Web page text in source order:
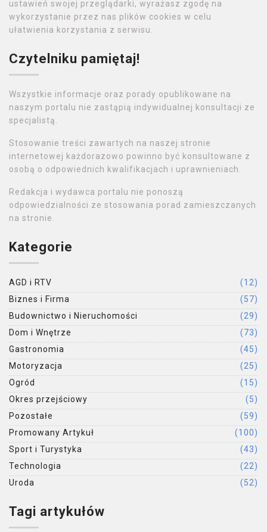
ustawień swojej przeglądarki, wyrażasz zgodę na
wykorzystanie przez nas plików cookies w celu
ułatwienia korzystania z serwisu.
Czytelniku pamiętaj!
Wszystkie informacje oraz porady opublikowane na
naszym portalu nie zastąpią indywidualnej konsultacji ze
specjalistą.
Stosowanie treści zawartych na naszej stronie
internetowej każdorazowo powinno być konsultowane z
osobą o odpowiednich kwalifikacjach i uprawnieniach.
Redakcja i wydawca portalu nie ponoszą
odpowiedzialności ze stosowania porad zamieszczanych
na stronie.
Kategorie
AGD i RTV
(12)
Biznes i Firma
(57)
Budownictwo i Nieruchomości
(29)
Dom i Wnętrze
(73)
Gastronomia
(45)
Motoryzacja
(25)
Ogród
(15)
Okres przejściowy
(5)
Pozostałe
(59)
Promowany Artykuł
(100)
Sport i Turystyka
(43)
Technologia
(22)
Uroda
(52)
Tagi artykułów